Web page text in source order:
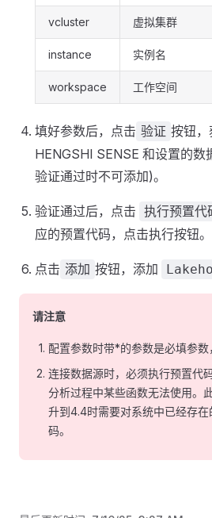
vcluster 虚拟集群
instance 实例名
workspace 工作空间
填好参数后，点击 验证 按钮
HENGSHI SENSE 和设置的数
验证通过时不可添加)。
验证通过后，点击 执行预置代
应的预置代码，点击执行按钮。
点击 添加 按钮，添加
请注意
配置参数时带*的参数是必填参数
连接数据源时，必须执行预置代
分析过程中某些函数无法使用。
升到4.4时需要对系统中已经存
码。